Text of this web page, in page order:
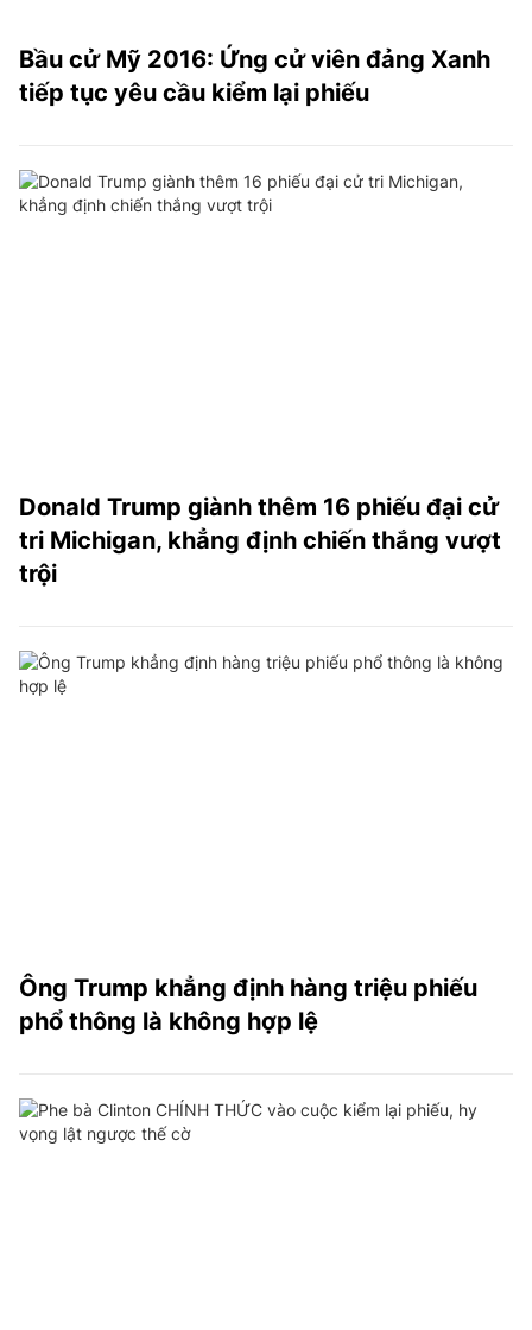
Bầu cử Mỹ 2016: Ứng cử viên đảng Xanh
tiếp tục yêu cầu kiểm lại phiếu
Donald Trump giành thêm 16 phiếu đại cử
tri Michigan, khẳng định chiến thắng vượt
trội
Ông Trump khẳng định hàng triệu phiếu
phổ thông là không hợp lệ